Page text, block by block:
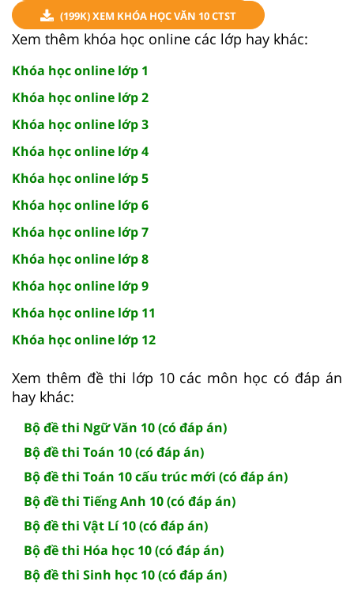
(199K) XEM KHÓA HỌC VĂN 10 CTST
Xem thêm khóa học online các lớp hay khác:
Khóa học online lớp 1
Khóa học online lớp 2
Khóa học online lớp 3
Khóa học online lớp 4
Khóa học online lớp 5
Khóa học online lớp 6
Khóa học online lớp 7
Khóa học online lớp 8
Khóa học online lớp 9
Khóa học online lớp 11
Khóa học online lớp 12
Xem thêm đề thi lớp 10 các môn học có đáp án
hay khác:
Bộ đề thi Ngữ Văn 10 (có đáp án)
Bộ đề thi Toán 10 (có đáp án)
Bộ đề thi Toán 10 cấu trúc mới (có đáp án)
Bộ đề thi Tiếng Anh 10 (có đáp án)
Bộ đề thi Vật Lí 10 (có đáp án)
Bộ đề thi Hóa học 10 (có đáp án)
Bộ đề thi Sinh học 10 (có đáp án)